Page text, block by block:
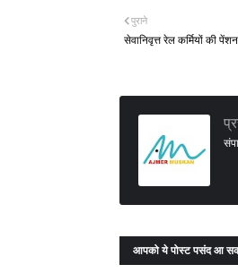
पुराने
सेवानिवृत्त रेल कर्मियों की
आपको ये पोस्ट पसंद आ